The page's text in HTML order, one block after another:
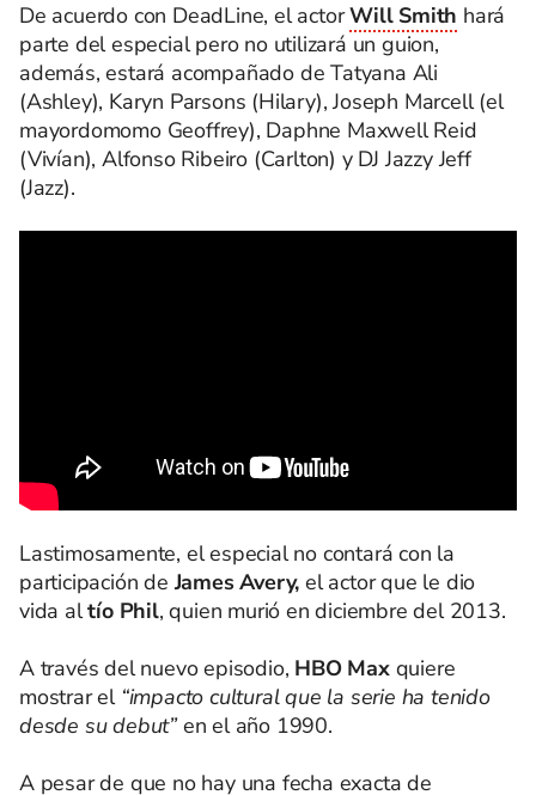
De acuerdo con DeadLine, el actorWill Smith hará
parte del especial pero no utilizará un guion,
además, estará acompañado de Tatyana Ali
(Ashley), Karyn Parsons (Hilary), Joseph Marcell (el
mayordomomo Geoffrey), Daphne Maxwell Reid
(Vivían), Alfonso Ribeiro (Carlton) y DJ Jazzy Jeff
(Jazz).
Lastimosamente, el especial no contará con la
participación deJames Avery, el actor que le dio
vida altío Phil, quien murió en diciembre del 2013.
A través del nuevo episodio, HBO Maxquiere
mostrar el “impacto cultural que la serie ha tenido
desde su debut”en el año 1990.
A pesar de que no hay una fecha exacta de